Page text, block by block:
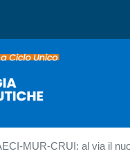
MUR-CRUI: al via il